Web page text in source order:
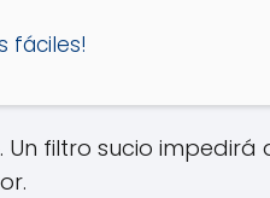
fáciles!
filtro sucio